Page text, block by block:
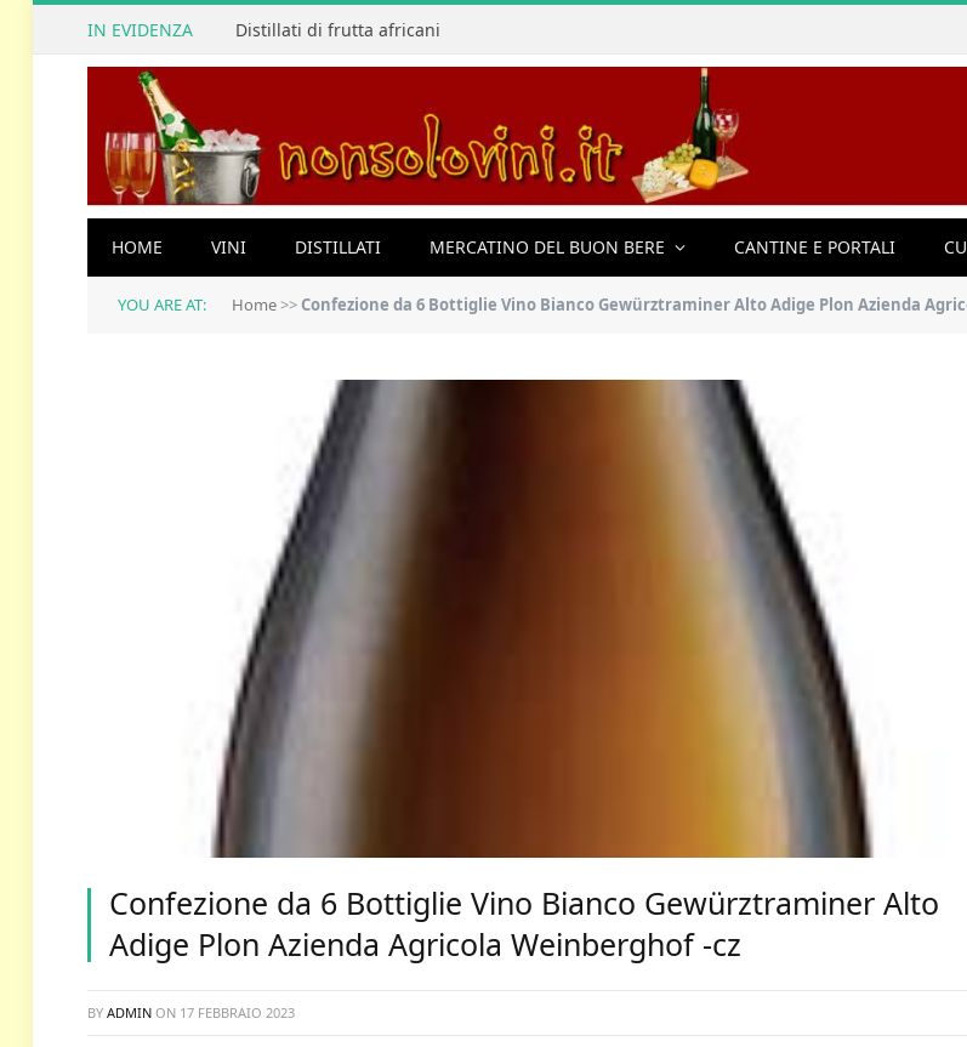
IN EVIDENZA Distillati di frutta africani
HOME VINI DISTILLATI MERCATINO DEL BUON BERE CANTINE E PORTALI
YOU ARE AT: Home>> Confezione da 6 Bottiglie Vino Bianco Gewürztraminer Alto Adige Plon Azienda
Confezione da 6 Bottiglie Vino Bianco Gewürztraminer Alto
Adige Plon Azienda Agricola Weinberghof -cz
BY ADMIN ON 17 FEBBRAIO 2023